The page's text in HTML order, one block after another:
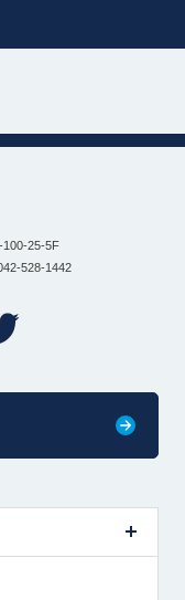
100-25-5F
528-1442